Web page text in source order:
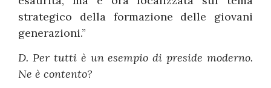
strategico della formazione delle giovani
generazioni.”
D. Per tutti è un esempio di preside moderno.
Ne è contento?